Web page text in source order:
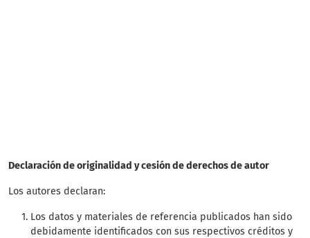
Declaración de originalidad y cesión de derechos de autor
Los autores declaran:
Los datos y materiales de referencia publicados han sido
debidamente identificados con sus respectivos créditos y